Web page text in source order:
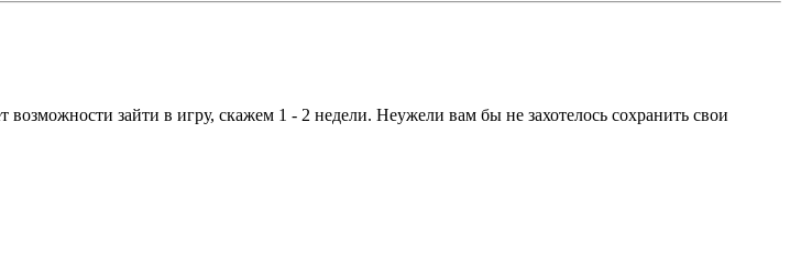
зайти в игру, скажем 1 - 2 недели. Неужели вам бы не захотелось сохранить свои